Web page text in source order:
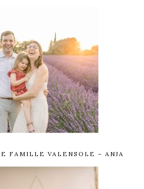
FAMILLE VALENSOLE – ANJA